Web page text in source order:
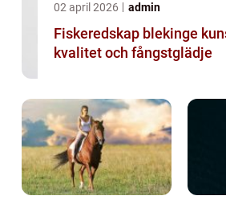
02 april 2026 admin
Fiskeredskap blekinge kunskap,
kvalitet och fångstglädje